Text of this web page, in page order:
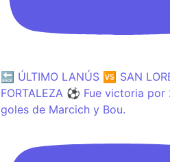
🔙 ÚLTIMO LANÚS 🆚 SAN
FORTALEZA ⚽️ Fue victoria por
goles de Marcich y Bou.